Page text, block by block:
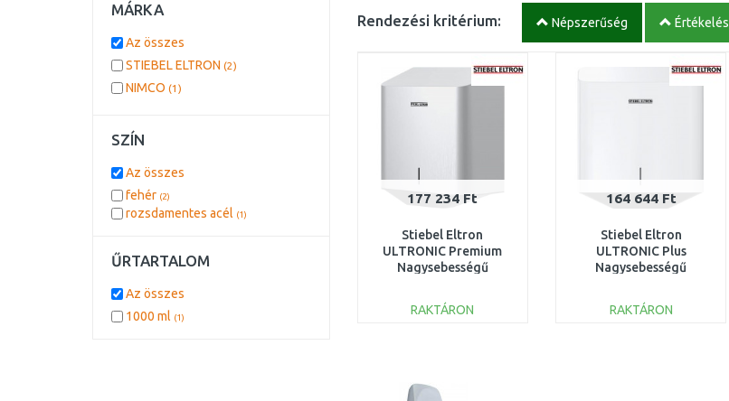
Rendezési kritérium: Népszerűség Értékelés
177 234 Ft
Stiebel Eltron
ULTRONIC Premium
Nagysebességű
205633
RAKTÁRON
164 644 Ft
Stiebel Eltron
ULTRONIC Plus
Nagysebességű
205632
RAKTÁRON
MÁRKA
Az összes
STIEBEL ELTRON (2)
NIMCO (1)
SZÍN
Az összes
fehér (2)
rozsdamentes acél (1)
ŰRTARTALOM
Az összes
1000 ml (1)